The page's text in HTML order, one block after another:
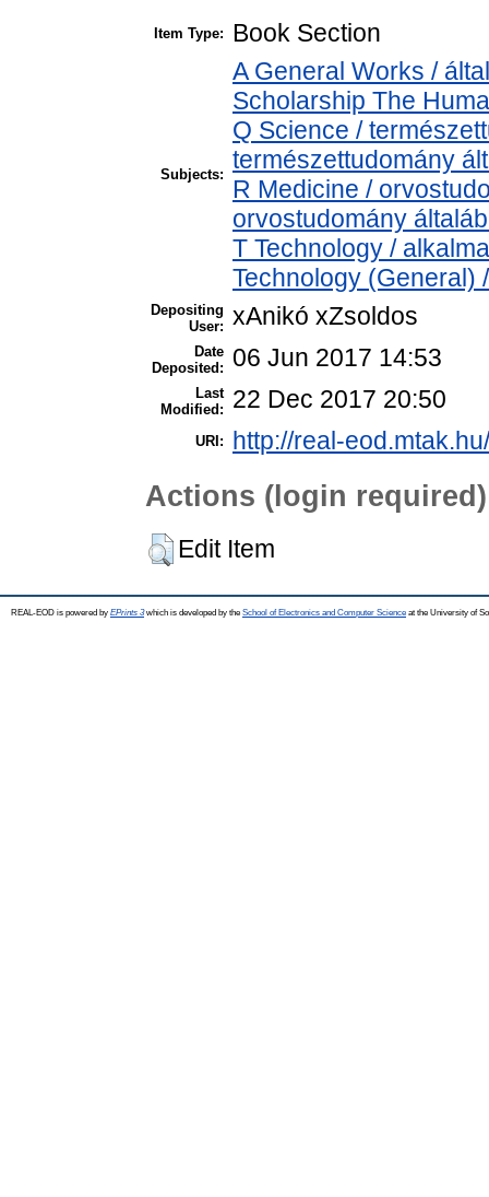
Item Type: Book Section
Subjects:
A General Works /
Scholarship The
Q Science /
természettudomány
R Medicine /
orvostudomány
T Technology /
Technology (General)
Depositing
User: xAnikó xZsoldos
Date
Deposited:
06 Jun 2017 14:53
Last
Modified:
22 Dec 2017 20:50
URI: http://real-
Actions (login required)
Edit Item
REAL-EOD is powered by EPrints 3which is developed by the School of Electronics and Computer Science at the University of